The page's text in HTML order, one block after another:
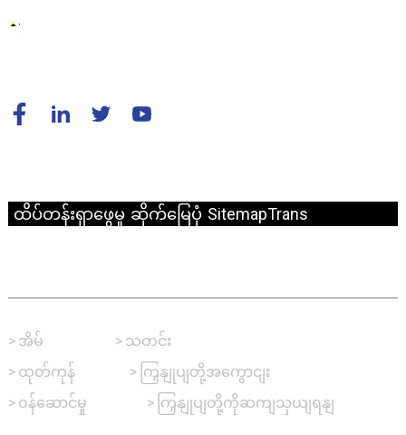
ထိပ်တန်းရှာဖွေမှု ဆိုက်မြေပုံ SitemapTrans
> အိမ် > သတင်း
> ထုတ်ကုန် > ကြှနျုပျတို့အကွောငျး
> ဝန်ဆောင်မှု > ကြှနျုပျတို့ကိုဆကျသှယျရနျ